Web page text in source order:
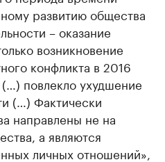
развитию общества
– оказание
возникновение
конфликта в 2016
повлекло ухудшение
(…) Фактически
направлены не на
а являются
личных отношений»,